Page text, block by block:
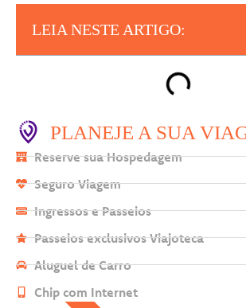
LEIA NESTE ARTIGO:
PLANEJE A SUA
Reserve sua Hospedagem
Seguro Viagem
Ingressos e Passeios
Passeios exclusivos Viajoteca
Aluguel de Carro
Chip com Internet